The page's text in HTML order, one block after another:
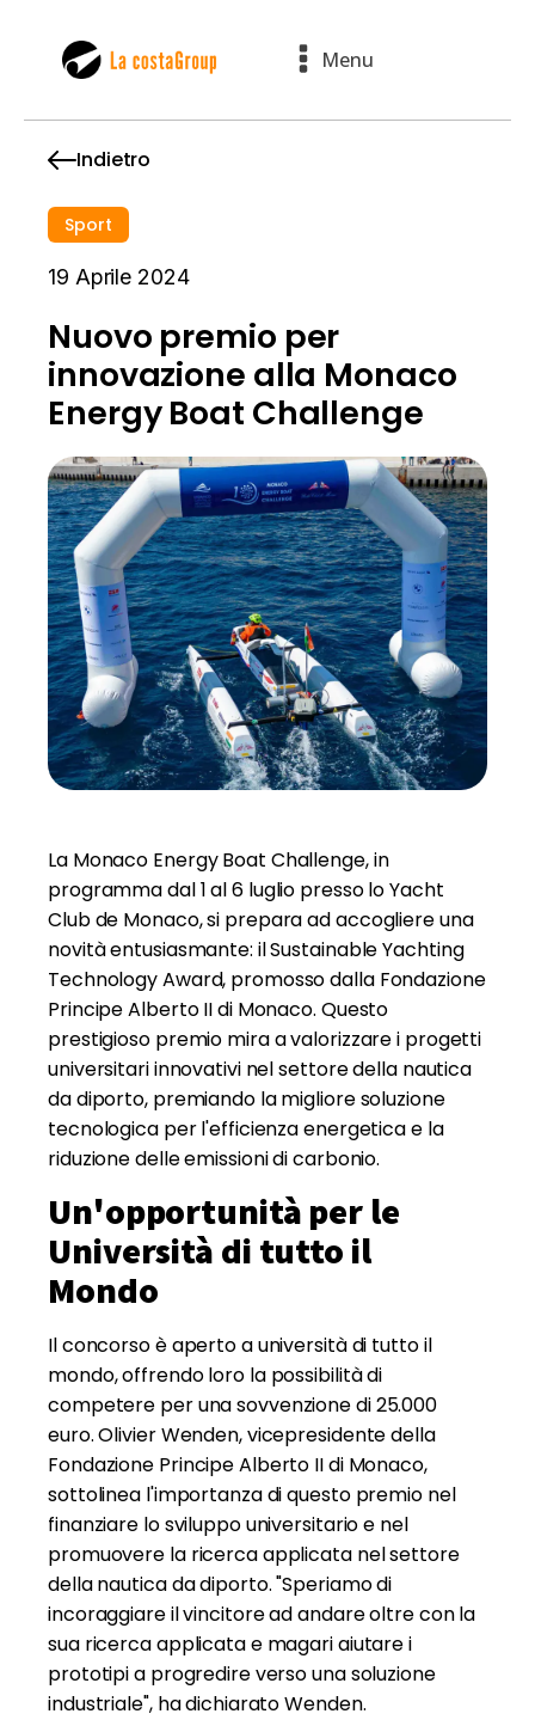
Menu
Indietro
Sport
19 Aprile 2024
Nuovo premio per
innovazione alla Monaco
Energy Boat Challenge
La Monaco Energy Boat Challenge, in
programma dal 1 al 6 luglio presso lo Yacht
Club de Monaco, si prepara ad accogliere una
novità entusiasmante: il Sustainable Yachting
Technology Award, promosso dalla Fondazione
Principe Alberto II di Monaco. Questo
prestigioso premio mira a valorizzare i progetti
universitari innovativi nel settore della nautica
da diporto, premiando la migliore soluzione
tecnologica per l'efficienza energetica e la
riduzione delle emissioni di carbonio.
Un'opportunità per le
Università di tutto il
Mondo
Il concorso è aperto a università di tutto il
mondo, offrendo loro la possibilità di
competere per una sovvenzione di 25.000
euro. Olivier Wenden, vicepresidente della
Fondazione Principe Alberto II di Monaco,
sottolinea l'importanza di questo premio nel
finanziare lo sviluppo universitario e nel
promuovere la ricerca applicata nel settore
della nautica da diporto. "Speriamo di
incoraggiare il vincitore ad andare oltre con la
sua ricerca applicata e magari aiutare i
prototipi a progredire verso una soluzione
industriale", ha dichiarato Wenden.